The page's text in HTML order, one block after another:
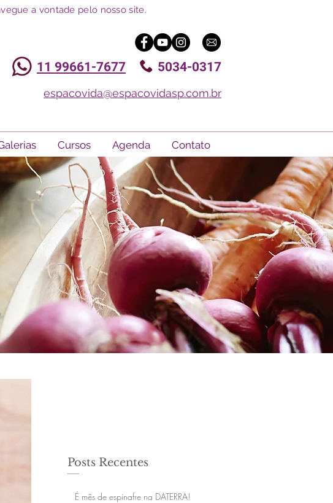
a vontade pelo nosso site.
11 99661-7677 5034-0317
espacovida@espacovidasp.com.br
Cursos Agenda Contato
Posts Recentes
É mês de espinafre na DATERRA!